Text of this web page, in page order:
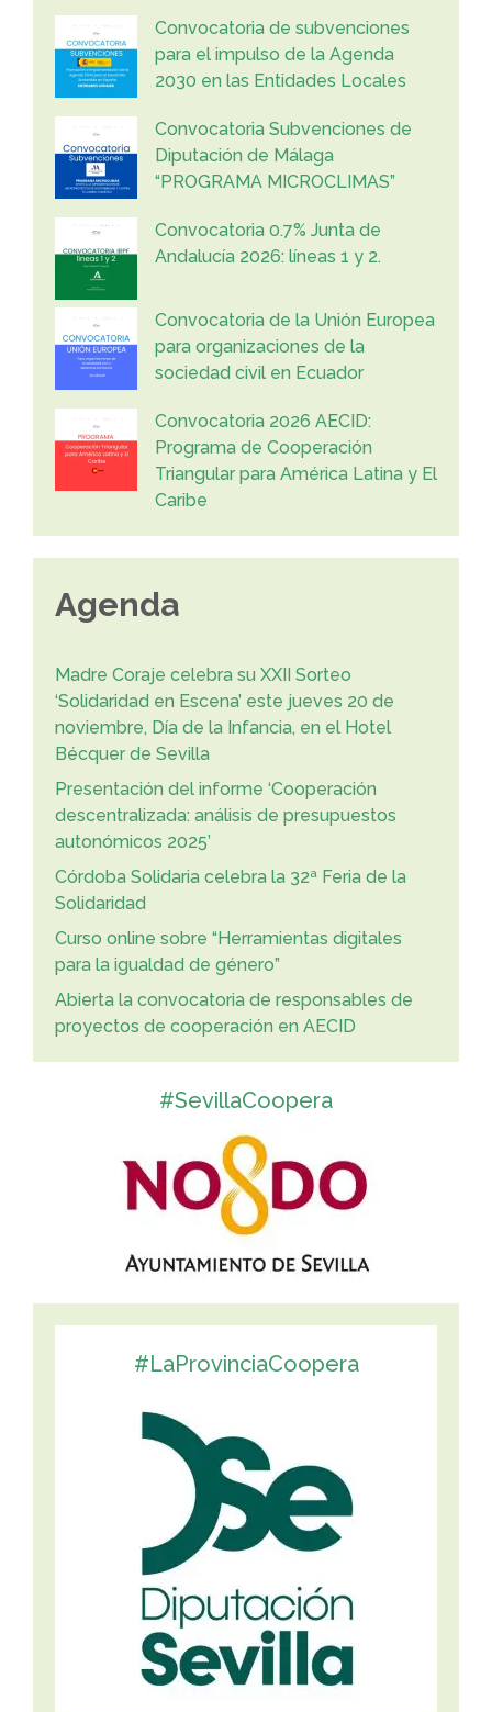
Convocatoria de subvenciones
para el impulso de la Agenda
2030 en las Entidades Locales
Convocatoria Subvenciones de
Diputación de Málaga
“PROGRAMA MICROCLIMAS”
Convocatoria 0.7% Junta de
Andalucía 2026: líneas 1 y 2.
Convocatoria de la Unión Europea
para organizaciones de la
sociedad civil en Ecuador
Convocatoria 2026 AECID:
Programa de Cooperación
Triangular para América Latina y El
Caribe
Agenda
Madre Coraje celebra su XXII Sorteo
‘Solidaridad en Escena’ este jueves 20 de
noviembre, Día de la Infancia, en el Hotel
Bécquer de Sevilla
Presentación del informe ‘Cooperación
descentralizada: análisis de presupuestos
autonómicos 2025’
Córdoba Solidaria celebra la 32ª Feria de la
Solidaridad
Curso online sobre “Herramientas digitales
para la igualdad de género”
Abierta la convocatoria de responsables de
proyectos de cooperación en AECID
#SevillaCoopera
#LaProvinciaCoopera